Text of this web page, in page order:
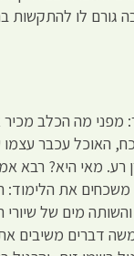
גורם לו להתקשות
מפני מה הכלב מכיר
האוכל עכבר
רע. מאי היא? רבא
את
מים של שיורי
דברים משיבים